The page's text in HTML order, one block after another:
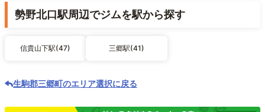
勢野北口駅周辺でジムを駅から探す
信貴山下駅(47) 三郷駅(41)
生駒郡三郷町のエリア選択に戻る